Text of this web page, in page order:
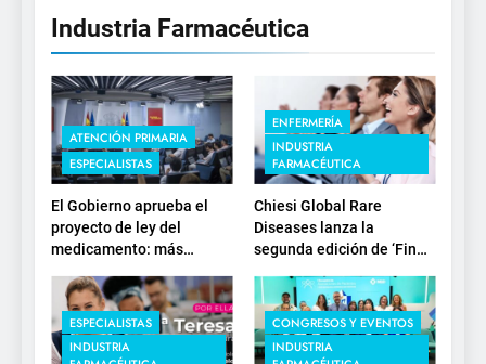
Industria Farmacéutica
ATENCIÓN PRIMARIA
ESPECIALISTAS
El Gobierno aprueba el
proyecto de ley del
medicamento: más
sostenibilidad, autonomía
estratégica y
modernización para el
SNS
ENFERMERÍA
INDUSTRIA
FARMACÉUTICA
Chiesi Global Rare
Diseases lanza la
segunda edición de ‘Find
For Rare’ para impulsar la
investigación en
enfermedades de
depósito lisosomal
ESPECIALISTAS
INDUSTRIA
CONGRESOS Y EVENTOS
INDUSTRIA